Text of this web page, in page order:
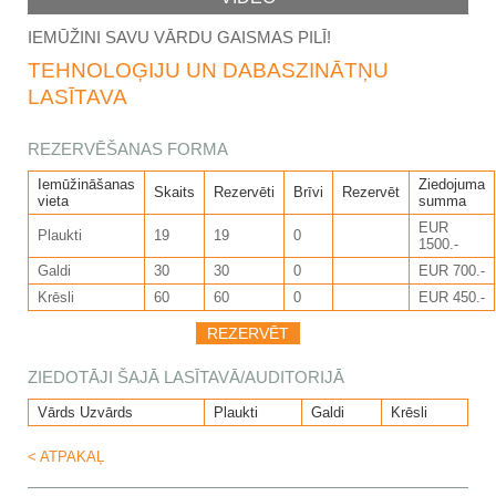
IEMŪŽINI SAVU VĀRDU GAISMAS PILĪ!
TEHNOLOĢIJU UN DABASZINĀTŅU
LASĪTAVA
REZERVĒŠANAS FORMA
Iemūžināšanas
vieta
Skaits Rezervēti Brīvi Rezervēt
Ziedojuma
summa
Plaukti 19 19 0
EUR
1500.-
Galdi
30 30 0
EUR 700.-
Krēsli
60 60 0 EUR 450.-
ZIEDOTĀJI ŠAJĀ LASĪTAVĀ/AUDITORIJĀ
Vārds Uzvārds Plaukti Galdi Krēsli
< ATPAKAĻ